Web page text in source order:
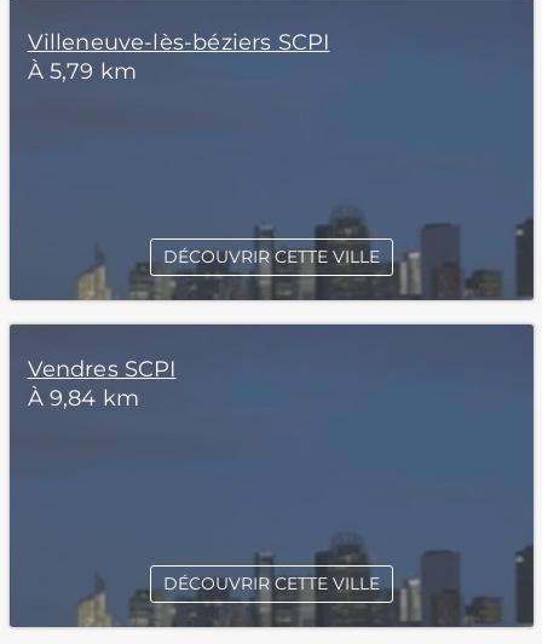
Villeneuve-lès-béziers SCPI
À 5,79 km
DÉCOUVRIR CETTE VILLE
Vendres SCPI
À 9,84 km
DÉCOUVRIR CETTE VILLE